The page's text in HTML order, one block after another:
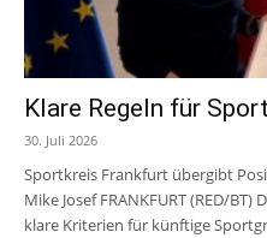
Klare Regeln für
30. Juli 2026
Sportkreis Frankfurt übergibt
Mike Josef FRANKFURT (RED/
klare Kriterien für künftige